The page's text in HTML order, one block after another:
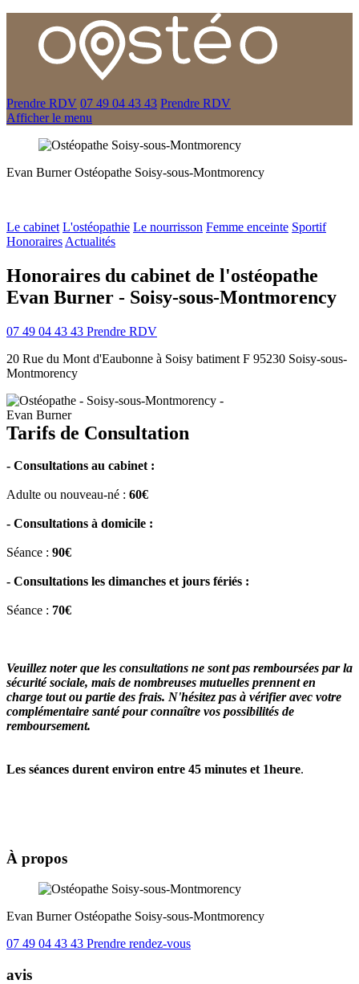
Prendre RDV 07 49 04 43 43 Prendre RDV
Afficher le menu
Evan Burner Ostéopathe Soisy-sous-Montmorency
Le cabinet L'ostéopathie Le nourrisson Femme enceinte Sportif
Honoraires Actualités
Honoraires du cabinet de l'ostéopathe
Evan Burner - Soisy-sous-Montmorency
07 49 04 43 43 Prendre RDV
20 Rue du Mont d'Eaubonne à Soisy batiment F 95230 Soisy-sous-
Montmorency
Tarifs de Consultation
- Consultations au cabinet :
Adulte ou nouveau-né : 60€
- Consultations à domicile :
Séance : 90€
- Consultations les dimanches et jours fériés :
Séance : 70€
Veuillez noter que les consultations ne sont pas remboursées par la
sécurité sociale, mais de nombreuses mutuelles prennent en
charge tout ou partie des frais. N'hésitez pas à vérifier avec votre
complémentaire santé pour connaître vos possibilités de
remboursement.
Les séances durent environ entre 45 minutes et 1heure.
À propos
Evan BurnerOstéopathe Soisy-sous-Montmorency
07 49 04 43 43 Prendre rendez-vous
avis